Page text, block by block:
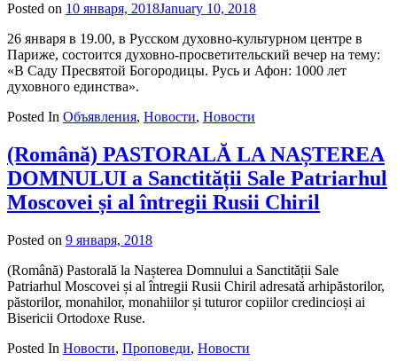
Posted on 10 января, 2018January 10, 2018
26 января в 19.00, в Русском духовно-культурном центре в
Париже, состоится духовно-просветительский вечер на тему:
«В Саду Пресвятой Богородицы. Русь и Афон: 1000 лет
духовного единства».
Posted In Объявления, Новости, Новости
(Română) PASTORALĂ LA NAȘTEREA
DOMNULUI a Sanctității Sale Patriarhul
Moscovei și al întregii Rusii Chiril
Posted on 9 января, 2018
(Română) Pastorală la Nașterea Domnului a Sanctității Sale
Patriarhul Moscovei și al întregii Rusii Chiril adresată arhipăstorilor,
păstorilor, monahilor, monahiilor și tuturor copiilor credincioși ai
Bisericii Ortodoxe Ruse.
Posted In Новости, Проповеди, Новости